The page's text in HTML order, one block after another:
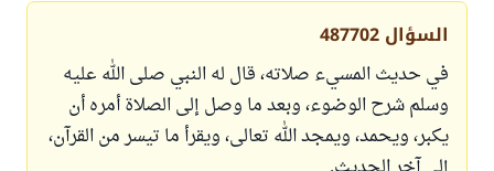
السؤال 487702
في حديث المسيء صلاته، قال له النبي صلى الله عليه
وسلم شرح الوضوء، وبعد ما وصل إلى الصلاة أمره أن
يكبر، ويحمد، ويمجد الله تعالى، ويقرأ ما تيسر من القرآن،